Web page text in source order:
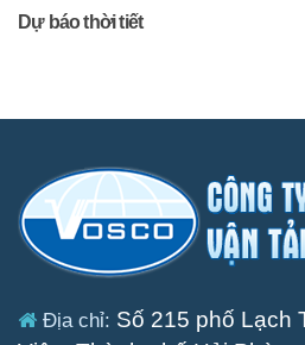
Dự báo thời tiết
Địa chỉ: Số 215 phố Lạch